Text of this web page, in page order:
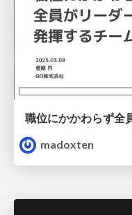
madoxten